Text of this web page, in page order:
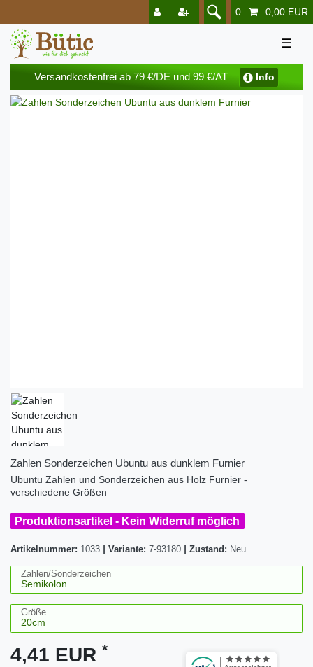
0 0,00 EUR
☰
Versandkostenfrei ab 79 €/DE und 99 €/AT Info
Zahlen Sonderzeichen Ubuntu aus dunklem Furnier
Ubuntu Zahlen und Sonderzeichen aus Holz Furnier -
verschiedene Größen
Produktionsartikel - Kein Widerruf möglich
Artikelnummer: 1033 Variante: 7-93180 Zustand: Neu
Zahlen/Sonderzeichen
Größe
4,41 EUR *